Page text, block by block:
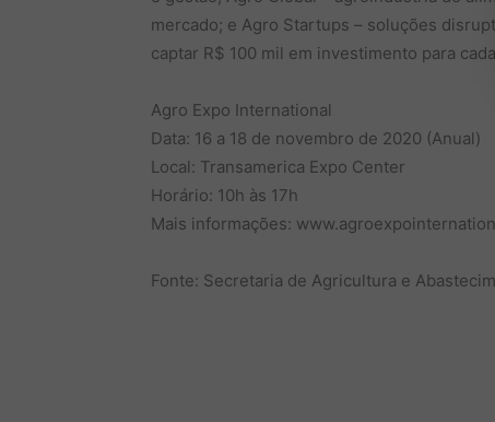
mercado; e Agro Startups – soluções
captar R$ 100 mil em investimento para
Agro Expo International
Data: 16 a 18 de novembro de 2020 (Anual)
Local: Transamerica Expo Center
Horário: 10h às 17h
Mais informações:
Fonte: Secretaria de Agricultura e